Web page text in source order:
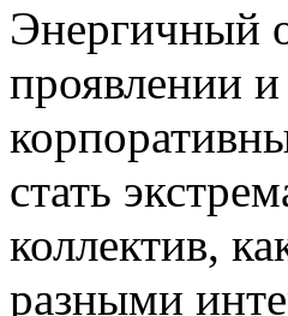
Энергичный
проявлении
стать
коллектив,
разными